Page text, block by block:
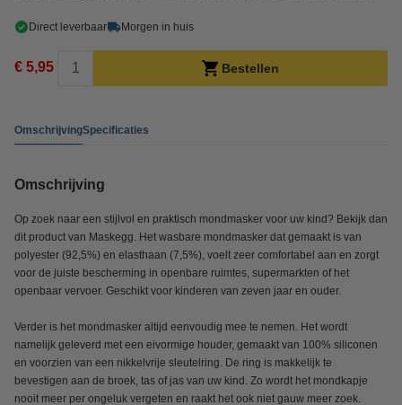
Direct leverbaar Morgen in huis
€ 5,95 Bestellen
OmschrijvingSpecificaties
Omschrijving
Op zoek naar een stijlvol en praktisch mondmasker voor uw kind? Bekijk dan
dit product van Maskegg. Het wasbare mondmasker dat gemaakt is van
polyester (92,5%) en elasthaan (7,5%), voelt zeer comfortabel aan en zorgt
voor de juiste bescherming in openbare ruimtes, supermarkten of het
openbaar vervoer. Geschikt voor kinderen van zeven jaar en ouder.
Verder is het mondmasker altijd eenvoudig mee te nemen. Het wordt
namelijk geleverd met een eivormige houder, gemaakt van 100% siliconen
en voorzien van een nikkelvrije sleutelring. De ring is makkelijk te
bevestigen aan de broek, tas of jas van uw kind. Zo wordt het mondkapje
nooit meer per ongeluk vergeten en raakt het ook niet gauw meer zoek.